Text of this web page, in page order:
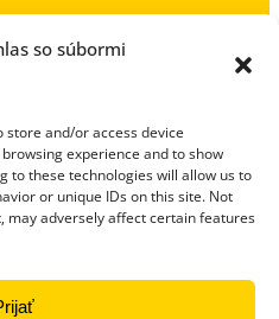
so súbormi
store and/or access device
experience and to show
to these technologies will allow us to
or unique IDs on this site. Not
may adversely affect certain features
cookies